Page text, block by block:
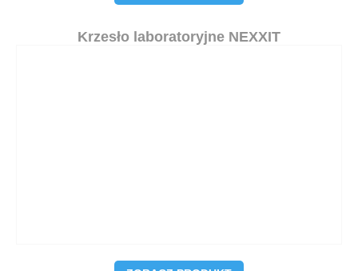
Krzesło laboratoryjne NEXXIT